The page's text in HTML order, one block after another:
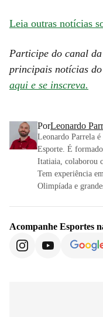
Leia outras notícias
Participe do canal
principais notícias
aqui e se inscreva.
PorLeonardo
Leonardo Parrela
Esporte. É
Itatiaia, colaborou
Tem experiência
Olimpíada e
Acompanhe Esportes